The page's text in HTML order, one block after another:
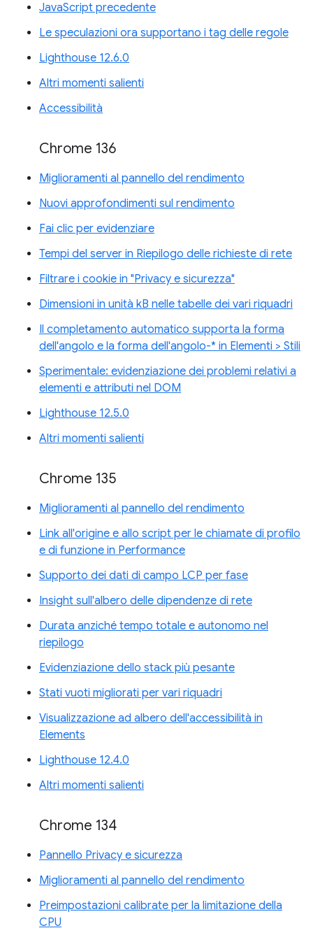
JavaScript precedente
Le speculazioni ora supportano i tag delle regole
Lighthouse 12.6.0
Altri momenti salienti
Accessibilità
Chrome 136
Miglioramenti al pannello del rendimento
Nuovi approfondimenti sul rendimento
Fai clic per evidenziare
Tempi del server in Riepilogo delle richieste di rete
Filtrare i cookie in "Privacy e sicurezza"
Dimensioni in unità kB nelle tabelle dei vari riquadri
Il completamento automatico supporta la forma
dell'angolo e la forma dell'angolo-* in Elementi > Stili
Sperimentale: evidenziazione dei problemi relativi a
elementi e attributi nel DOM
Lighthouse 12.5.0
Altri momenti salienti
Chrome 135
Miglioramenti al pannello del rendimento
Link all'origine e allo script per le chiamate di profilo
e di funzione in Performance
Supporto dei dati di campo LCP per fase
Insight sull'albero delle dipendenze di rete
Durata anziché tempo totale e autonomo nel
riepilogo
Evidenziazione dello stack più pesante
Stati vuoti migliorati per vari riquadri
Visualizzazione ad albero dell'accessibilità in
Elements
Lighthouse 12.4.0
Altri momenti salienti
Chrome 134
Pannello Privacy e sicurezza
Miglioramenti al pannello del rendimento
Preimpostazioni calibrate per la limitazione della
CPU